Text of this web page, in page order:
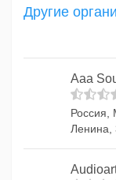
Другие
Aaa
Россия,
Ленина,